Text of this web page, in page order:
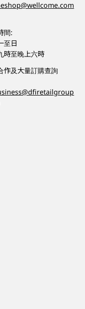
間:
至日
時至晚上六時
作及大量訂購查詢